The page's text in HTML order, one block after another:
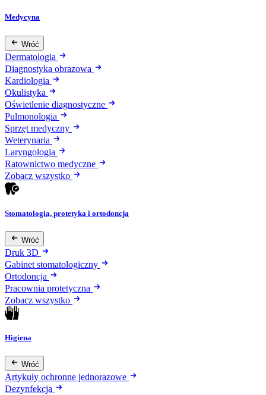
Medycyna
Wróć
Dermatologia
Diagnostyka obrazowa
Kardiologia
Okulistyka
Oświetlenie diagnostyczne
Pulmonologia
Sprzęt medyczny
Weterynaria
Laryngologia
Ratownictwo medyczne
Zobacz wszystko
Stomatologia, protetyka i ortodoncja
Wróć
Druk 3D
Gabinet stomatologiczny
Ortodoncja
Pracownia protetyczna
Zobacz wszystko
Higiena
Wróć
Artykuły ochronne jednorazowe
Dezynfekcja